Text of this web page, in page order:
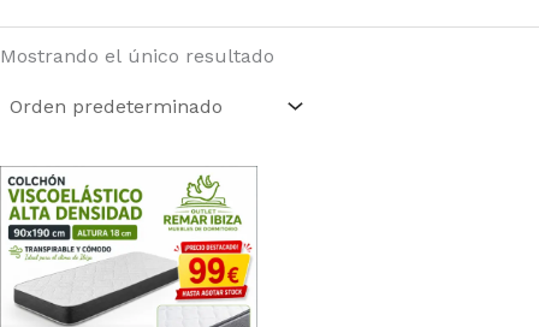
Mostrando el único resultado